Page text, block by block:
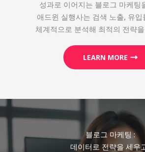
성과로 이어지는 블로그 마케팅
애드윈 실행사는 검색 노출, 유입
체계적으로 분석해 최적의 전략
LEARN MORE
블로그 마케팅 :
데이터로 전략을 세우